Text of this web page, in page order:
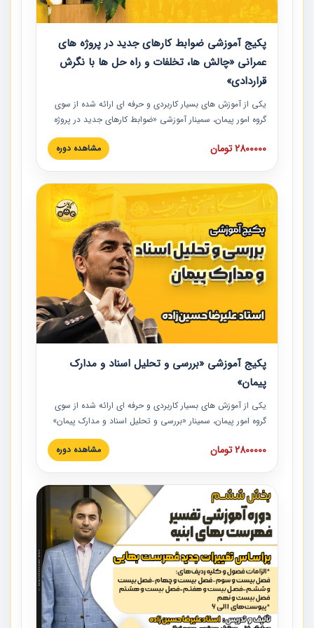
پکیج آموزشی ضوابط کارهای جدید در پروژه های
عمرانی «چالش ها، تخلفات و راه حل ها با نگرش
قراردادی»
یکی از آموزش‏‏‏‏‏‏ های بسیار کاربردی و حرفه‏ ای ارائه شده از سوی
گروه امور پیمان، سمینار آموزشی «ضوابط کارهای جدید در پروژه
های عمرانی» چالش ها، تخلفات و راه حل ها با نگرش قراردادی
است که در محل سندیکای شرکت های ساختمانی کشور ارائه شد.
مدارک پیمان به همراه تجربیات عملی ارائه شده است.
2800000 تومان مشاهده دوره
پکیج آموزشی «بررسی و تحلیل اسناد و مدارک
پیمان»
یکی از آموزش‏‏‏‏‏‏ های بسیار کاربردی و حرفه‏ ای ارائه شده از سوی
گروه امور پیمان، سمینار «بررسی و تحلیل اسناد و مدارک پیمان»
است که در دانشگاه صنعتی شریف ارائه شد. در این آموزش
نکات کلیدی مربوط به اسناد و مدارک پیمان، اولویت بندی اسناد
پیمان به همراه تجربیات عملی در این خصوص ارائه شده است.
2800000 تومان مشاهده دوره